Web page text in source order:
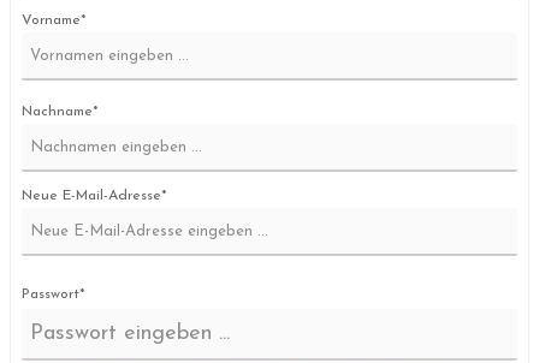
Vorname*
Nachname*
Neue E-Mail-Adresse*
Passwort*